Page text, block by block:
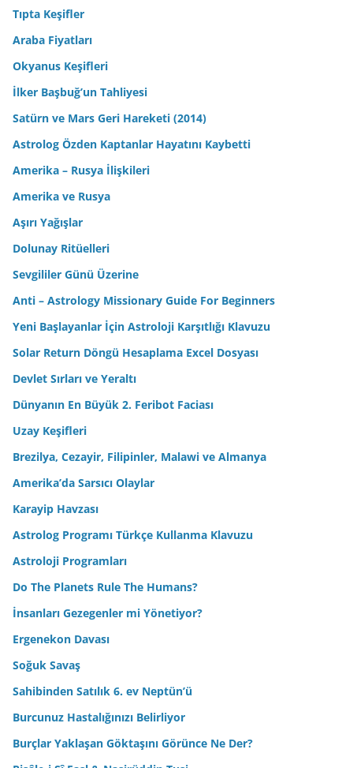
Tıpta Keşifler
Araba Fiyatları
Okyanus Keşifleri
İlker Başbuğ’un Tahliyesi
Satürn ve Mars Geri Hareketi (2014)
Astrolog Özden Kaptanlar Hayatını Kaybetti
Amerika – Rusya İlişkileri
Amerika ve Rusya
Aşırı Yağışlar
Dolunay Ritüelleri
Sevgililer Günü Üzerine
Anti – Astrology Missionary Guide For Beginners
Yeni Başlayanlar İçin Astroloji Karşıtlığı Klavuzu
Solar Return Döngü Hesaplama Excel Dosyası
Devlet Sırları ve Yeraltı
Dünyanın En Büyük 2. Feribot Faciası
Uzay Keşifleri
Brezilya, Cezayir, Filipinler, Malawi ve Almanya
Amerika’da Sarsıcı Olaylar
Karayip Havzası
Astrolog Programı Türkçe Kullanma Klavuzu
Astroloji Programları
Do The Planets Rule The Humans?
İnsanları Gezegenler mi Yönetiyor?
Ergenekon Davası
Soğuk Savaş
Sahibinden Satılık 6. ev Neptün’ü
Burcunuz Hastalığınızı Belirliyor
Burçlar Yaklaşan Göktaşını Görünce Ne Der?